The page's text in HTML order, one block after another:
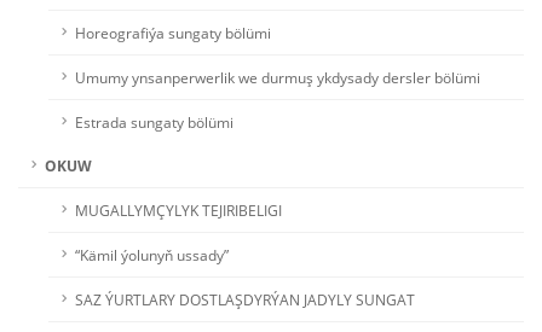
Horeografiýa sungaty bölümi
Umumy ynsanperwerlik we durmuş ykdysady dersler bölümi
Estrada sungaty bölümi
OKUW
MUGALLYMÇYLYK TEJIRIBELIGI
“Kämil ýolunyň ussady”
SAZ ÝURTLARY DOSTLAŞDYRÝAN JADYLY SUNGAT